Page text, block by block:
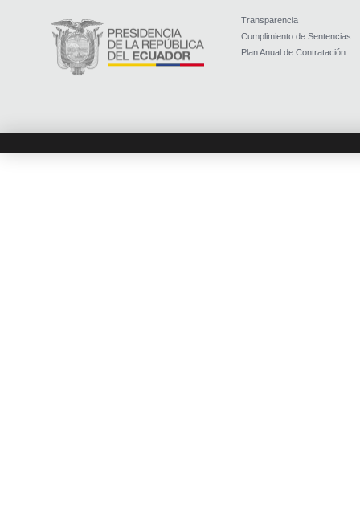
Transparencia
Cumplimiento de Sentencias
Plan Anual de Contratación